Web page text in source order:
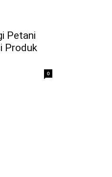
Petani
Produk
0